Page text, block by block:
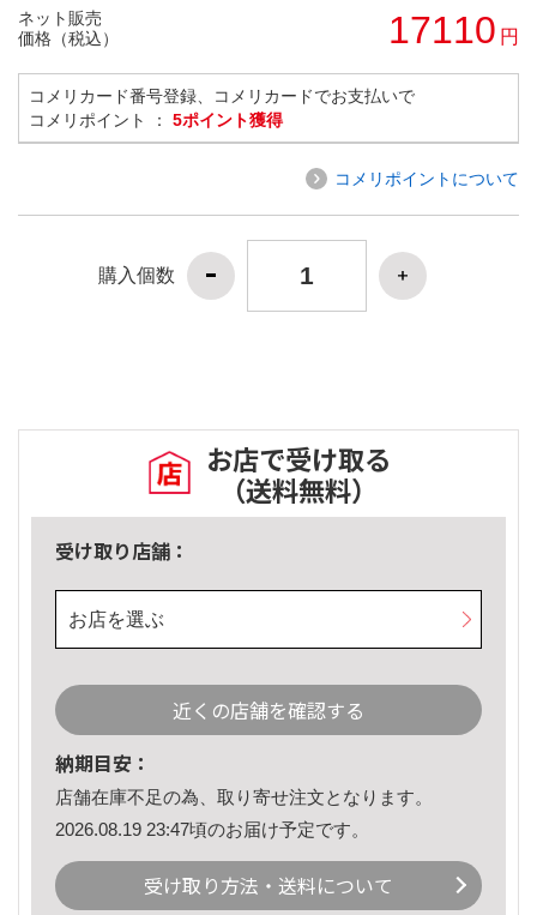
ネット販売
価格（税込）
17110 円
コメリカード番号登録、コメリカードでお支払いで
コメリポイント ： 5ポイント獲得
コメリポイントについて
購入個数
お店で受け取る
（送料無料）
受け取り店舗：
お店を選ぶ
近くの店舗を確認する
納期目安：
店舗在庫不足の為、取り寄せ注文となります。
2026.08.19 23:47頃のお届け予定です。
受け取り方法・送料について